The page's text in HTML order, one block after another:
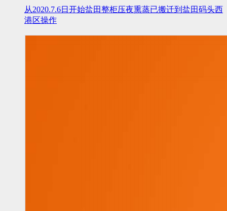
从2020.7.6日开始盐田整柜压夜熏蒸已搬迁到盐田码头西
港区操作